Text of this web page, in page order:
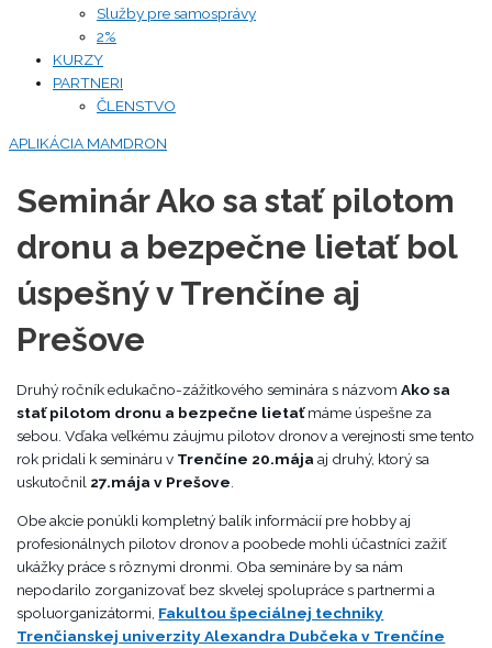
Služby pre samosprávy
2%
KURZY
PARTNERI
ČLENSTVO
APLIKÁCIA MAMDRON
Seminár Ako sa stať pilotom
dronu a bezpečne lietať bol
úspešný v Trenčíne aj
Prešove
Druhý ročník edukačno-zážitkového seminára s názvomAko sa
stať pilotom dronu a bezpečne lietaťmáme úspešne za
sebou. Vďaka veľkému záujmu pilotov dronov a verejnosti sme tento
rok pridali k semináru v Trenčíne 20.mája aj druhý, ktorý sa
uskutočnil 27.mája v Prešove
Obe akcie ponúkli kompletný balík informácií pre hobby aj
profesionálnych pilotov dronov a poobede mohli účastníci zažiť
ukážky práce s rôznymi dronmi. Oba semináre by sa nám
nepodarilo zorganizovať bez skvelej spolupráce s partnermi a
spoluorganizátormi, Fakultou špeciálnej techniky
Trenčianskej univerzity Alexandra Dubčeka v Trenčíne